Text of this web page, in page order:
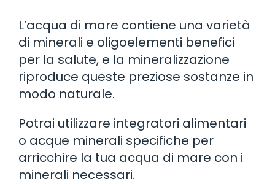
L’acqua di mare contiene una varietà
di minerali e oligoelementi benefici
per la salute, e la mineralizzazione
riproduce queste preziose sostanze in
modo naturale.
Potrai utilizzare integratori alimentari
o acque minerali specifiche per
arricchire la tua acqua di mare con i
minerali necessari.